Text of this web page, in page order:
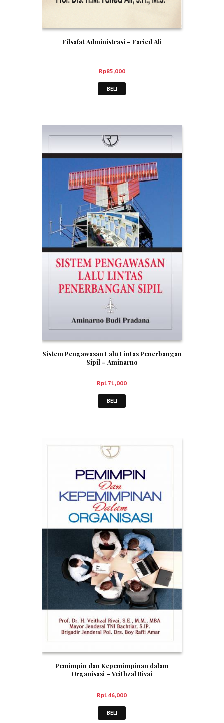
Filsafat Administrasi – Faried Ali
Rp85,000
BELI
Sistem Pengawasan Lalu Lintas Penerbangan
Sipil – Aminarno
Rp171,000
BELI
Pemimpin dan Kepemimpinan dalam
Organisasi – Veithzal Rivai
Rp146,000
BELI